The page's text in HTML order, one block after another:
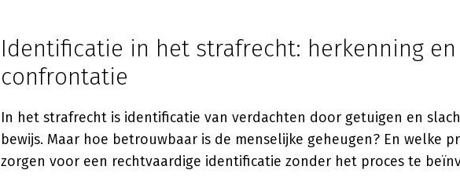
Identificatie in het strafrecht: herkenning en
confrontatie
In het strafrecht is identificatie van verdachten door getuigen en
bewijs. Maar hoe betrouwbaar is de menselijke geheugen? En welke
zorgen voor een rechtvaardige identificatie zonder het proces te